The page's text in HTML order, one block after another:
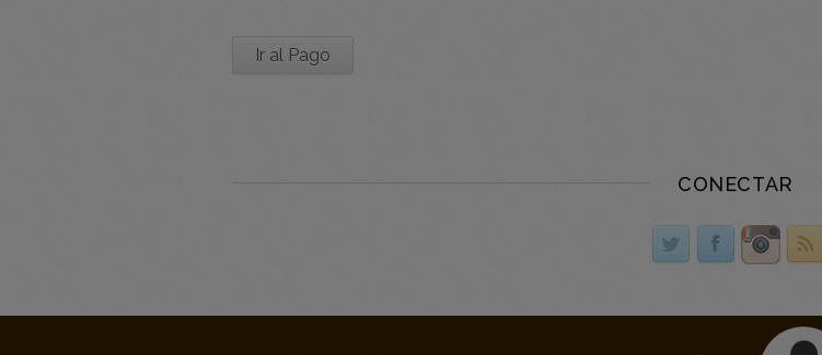
CONECTAR